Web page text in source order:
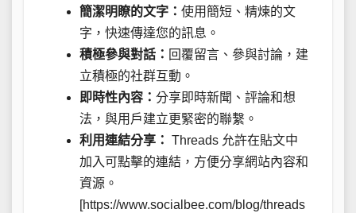
簡潔明瞭的文字： 使用簡短、精煉的文
字，快速傳達您的訊息。
積極參與對話： 回覆留言、參與討論，建
立積極的社群互動。
即時性內容： 分享即時新聞、評論和想
法，與用戶建立更緊密的聯繫。
利用連結分享： Threads 允許在貼文中
加入可點擊的連結，方便分享網站內容和
資源。
[https://www.socialbee.com/blog/threads